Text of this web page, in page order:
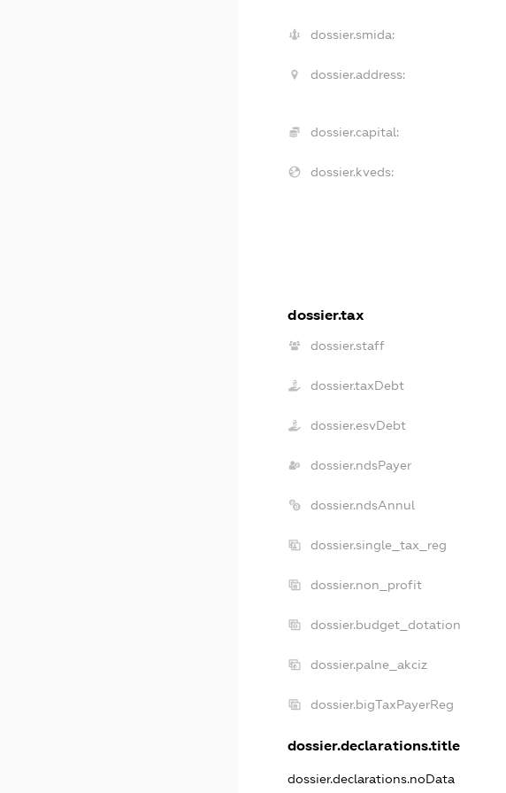
dossier.smida:
dossier.address:
dossier.capital:
dossier.kveds:
dossier.tax
dossier.staff
dossier.taxDebt
dossier.esvDebt
dossier.ndsPayer
dossier.ndsAnnul
dossier.single_tax_reg
dossier.non_profit
dossier.budget_dotation
dossier.palne_akciz
dossier.bigTaxPayerReg
dossier.declarations.title
dossier.declarations.noData